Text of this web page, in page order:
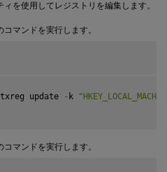
ィを使用してレジストリを編集します。
マンドを実行します。
update - k
マンドを実行します。